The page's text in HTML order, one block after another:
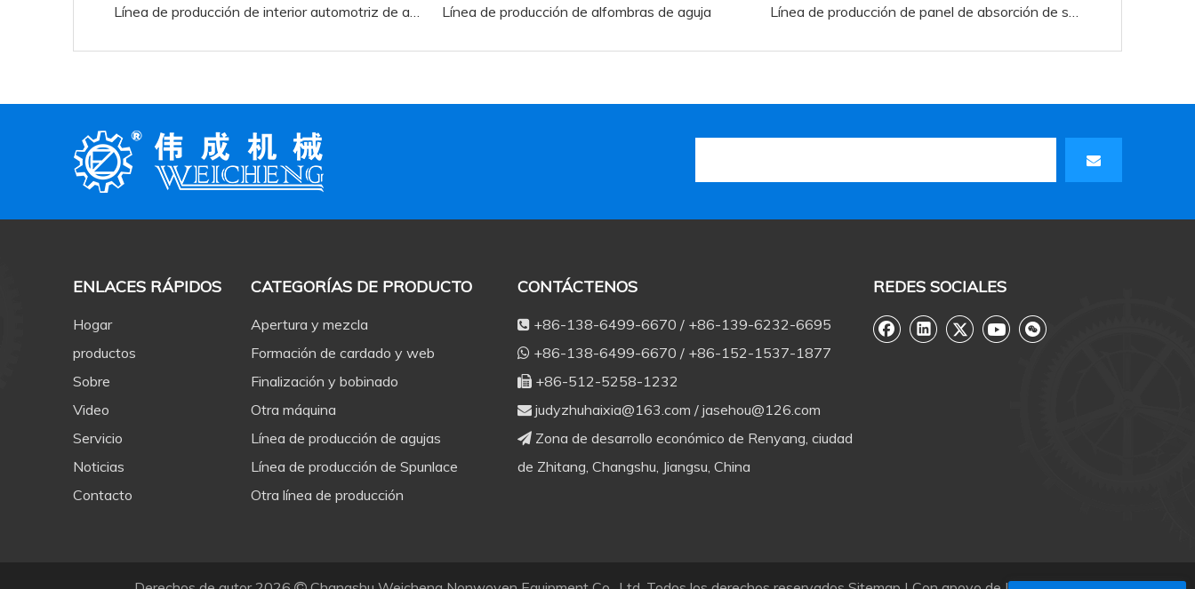
Línea de producción de interior automotriz de aguja Línea de producción de alfombras de aguja Línea de producción de panel de absorción de sonido de poliéster
ENLACES RÁPIDOS
Hogar
productos
Sobre
Video
Servicio
Noticias
Contacto
CATEGORÍAS DE PRODUCTO
Apertura y mezcla
Formación de cardado y web
Finalización y bobinado
Otra máquina
Línea de producción de agujas
Línea de producción de Spunlace
Otra línea de producción
CONTÁCTENOS
 +86-138-6499-6670 / +86-139-6232-6695
 +86-138-6499-6670 / +86-152-1537-1877
 +86-512-5258-1232
 judyzhuhaixia@163.com / jasehou@126.com
 Zona de desarrollo económico de Renyang, ciudad
de Zhitang, Changshu, Jiangsu, China
REDES SOCIALES